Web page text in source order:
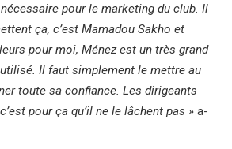
pour le marketing du club. Il
ça, c’est Mamadou Sakho et
pour moi, Ménez est un très grand
Il faut simplement le mettre au
toute sa confiance. Les dirigeants
pour ça qu’il ne le lâchent pas » a-